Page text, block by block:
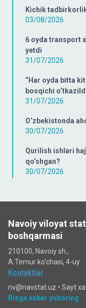
Kichik
03/08/2026
6 oyda transport
yetdi
31/07/2026
“Har oyda bitta
bosqichi
31/07/2026
O‘zbekistonda
30/07/2026
Qurilish ishlari
qo‘shgan?
30/07/2026
Navoiy viloyat
boshqarmasi
210100, Navoiy sh.,
A.Temur ko‘chаsi, 4-uy
Kontaktlar
nv@navstat.uz • Sayt
Bizga xabar yuboring